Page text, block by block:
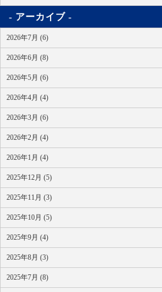
アーカイブ
2026年7月 (6)
2026年6月 (8)
2026年5月 (6)
2026年4月 (4)
2026年3月 (6)
2026年2月 (4)
2026年1月 (4)
2025年12月 (5)
2025年11月 (3)
2025年10月 (5)
2025年9月 (4)
2025年8月 (3)
2025年7月 (8)